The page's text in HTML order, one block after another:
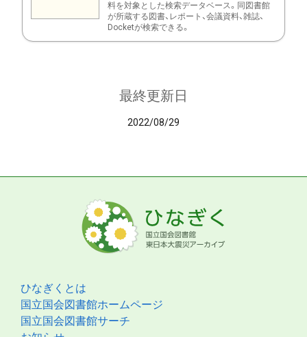
料を対象とした検索データベース。同図書館
が所蔵する図書、レポート、会議資料、雑誌、
Docketが検索できる。
最終更新日
2022/08/29
ひなぎくとは
国立国会図書館ホームページ
国立国会図書館サーチ